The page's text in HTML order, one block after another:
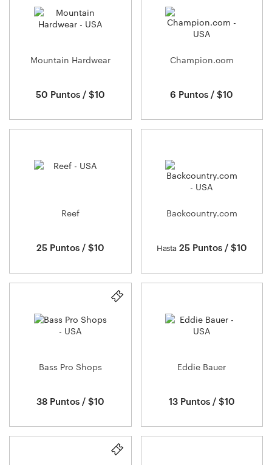
Mountain Hardwear
50 Puntos / $10
Champion.com
6 Puntos / $10
Reef
25 Puntos / $10
Backcountry.com
Hasta 25 Puntos / $10
Bass Pro Shops
38 Puntos / $10
Eddie Bauer
13 Puntos / $10